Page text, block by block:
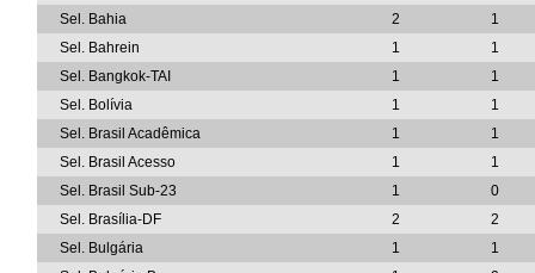
Sel. Bahia
2
1
Sel. Bahrein
1
1
Sel. Bangkok-TAI
1
1
Sel. Bolívia
1
1
Sel. Brasil Acadêmica
1
1
Sel. Brasil Acesso
1
1
Sel. Brasil Sub-23
1
0
Sel. Brasília-DF
2
2
Sel. Bulgária
1
1